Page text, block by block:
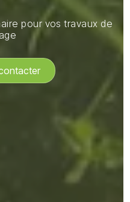
pour vos travaux de